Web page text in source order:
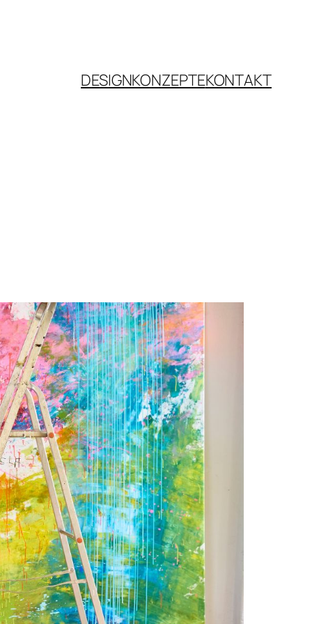
DESIGNKONZEPTEKONTAKT